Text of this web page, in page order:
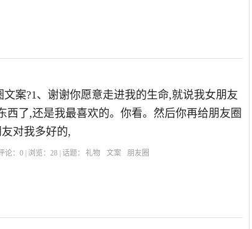
案?1、谢谢你愿意走进我的生命,就说我女朋友
西了,还是我最喜欢的。你看。然后你再给朋友圈
对我多好的,
论：0 | 浏览：28 | 话题： 礼物 文案 朋友圈